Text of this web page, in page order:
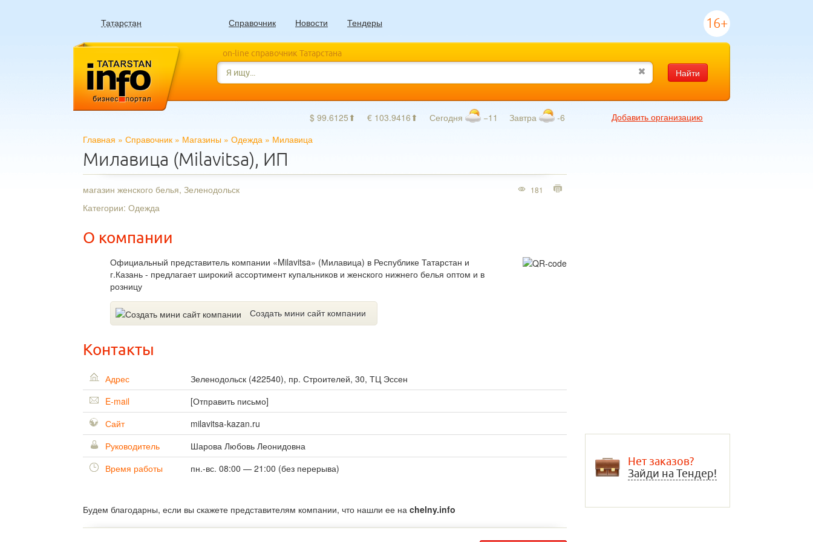
Татарстан Справочник Новости Тендеры 16+
on-line справочник Татарстана
Найти
$ 99.6125⬆ € 103.9416⬆ Сегодня −11 Завтра -6
Добавить организацию
Главная » Справочник » Магазины » Одежда » Милавица
Милавица (Milavitsa), ИП
магазин женского белья, Зеленодольск
Категории: Одежда
О компании
Официальный представитель компании «Milavitsa» (Милавица) в Республике Татарстан и
г.Казань - предлагает широкий ассортимент купальников и женского нижнего белья оптом и в
розницу
Создать мини сайт компании
181
Контакты
Адрес Зеленодольск (422540), пр. Строителей, 30, ТЦ Эссен
E-mail
[Отправить письмо]
Сайт
milavitsa-kazan.ru
Руководитель
Шарова Любовь Леонидовна
Время работы
пн.-вс. 08:00 — 21:00 (без перерыва)
Будем благодарны, если вы скажете представителям компании, что нашли ее на chelny.info
Нет заказов?
Зайди на Тендер!